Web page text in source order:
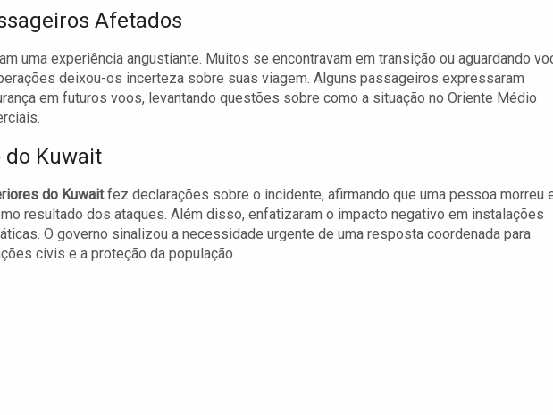
Afetados
uma experiência angustiante. Muitos se encontravam em transição ou aguardando
deixou-os incerteza sobre suas viagem. Alguns passageiros expressaram
em futuros voos, levantando questões sobre como a situação no Oriente Médio
do Kuwait
do Kuwaitfez declarações sobre o incidente, afirmando que uma pessoa morreu
resultado dos ataques. Além disso, enfatizaram o impacto negativo em instalações
O governo sinalizou a necessidade urgente de uma resposta coordenada para
civis e a proteção da população.